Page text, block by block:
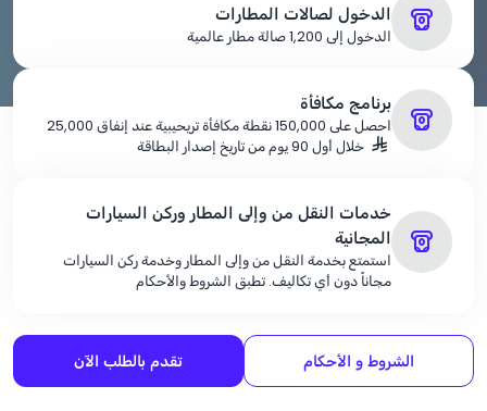
الدخول لصالات المطارات
الدخول إلى 1,200 صالة مطار عالمية
برنامج مكافأة
احصل على 150,000 نقطة مكافأة تريحيبية عند إنفاق 25,000
خلال أول 90 يوم من تاريخ إصدار البطاقة
خدمات النقل من وإلى المطار وركن السيارات
المجانية
استمتع بخدمة النقل من وإلى المطار وخدمة ركن السيارات
مجاناً دون أي تكاليف. تطبق الشروط والأحكام
الشروط و الأحكام تقدم بالطلب الآن